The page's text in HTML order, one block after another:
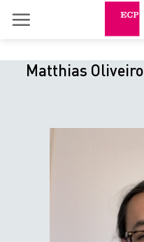
Matthias Oliveiro